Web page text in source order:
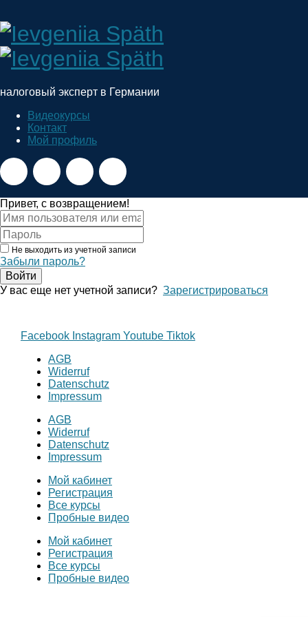
Ievgeniia
Späth
налоговый эксперт в Германии
Видеокурсы
Контакт
Мой профиль
Привет, с возвращением!
Не выходить из учетной записи
Забыли пароль?
Войти
У вас еще нет учетной записи? Зарегистрироваться
Facebook Instagram Youtube Tiktok
AGB
Widerruf
Datenschutz
Impressum
AGB
Widerruf
Datenschutz
Impressum
Мой кабинет
Регистрация
Все курсы
Пробные видео
Мой кабинет
Регистрация
Все курсы
Пробные видео